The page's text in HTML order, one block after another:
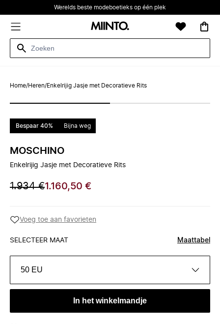
Werelds beste modeboetieks op één plek
Home/Heren/Enkelrijig Jasje met Decoratieve Rits
Bespaar 40% Bijna weg
MOSCHINO
Enkelrijig Jasje met Decoratieve Rits
1.934 €1.160,50 €
Voeg toe aan favorieten
SELECTEER MAAT Maattabel
50 EU
In het winkelmandje